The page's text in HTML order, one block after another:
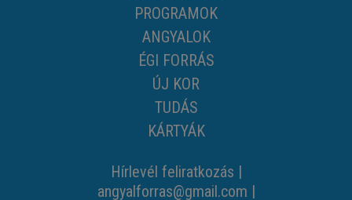
PROGRAMOK
ANGYALOK
ÉGI FORRÁS
ÚJ KOR
TUDÁS
KÁRTYÁK
Hírlevél feliratkozás |
angyalforras@gmail.com |